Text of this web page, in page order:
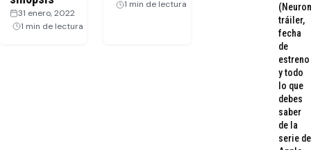
31 enero, 2022
1 min de lectura
1 min de lectura
tráiler,
fecha
de
estreno
y todo
lo que
debes
saber
de la
serie de